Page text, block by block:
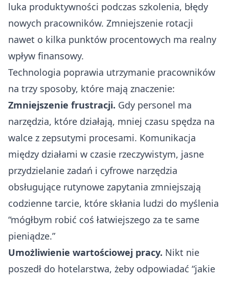
luka produktywności podczas szkolenia, błędy
nowych pracowników. Zmniejszenie rotacji
nawet o kilka punktów procentowych ma realny
wpływ finansowy.
Technologia poprawia utrzymanie pracowników
na trzy sposoby, które mają znaczenie:
Zmniejszenie frustracji. Gdy personel ma
narzędzia, które działają, mniej czasu spędza na
walce z zepsutymi procesami. Komunikacja
między działami w czasie rzeczywistym, jasne
przydzielanie zadań i cyfrowe narzędzia
obsługujące rutynowe zapytania zmniejszają
codzienne tarcie, które skłania ludzi do myślenia
“mógłbym robić coś łatwiejszego za te same
pieniądze.”
Umożliwienie wartościowej pracy. Nikt nie
poszedł do hotelarstwa, żeby odpowiadać “jakie